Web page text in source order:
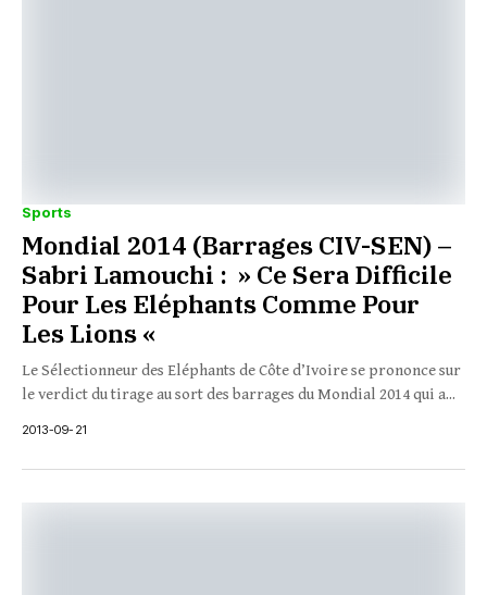
Sports
Mondial 2014 (Barrages CIV-SEN) –
Sabri Lamouchi : » Ce Sera Difficile
Pour Les Eléphants Comme Pour
Les Lions «
Le Sélectionneur des Eléphants de Côte d’Ivoire se prononce sur
le verdict du tirage au sort des barrages du Mondial 2014 qui a...
2013-09-21